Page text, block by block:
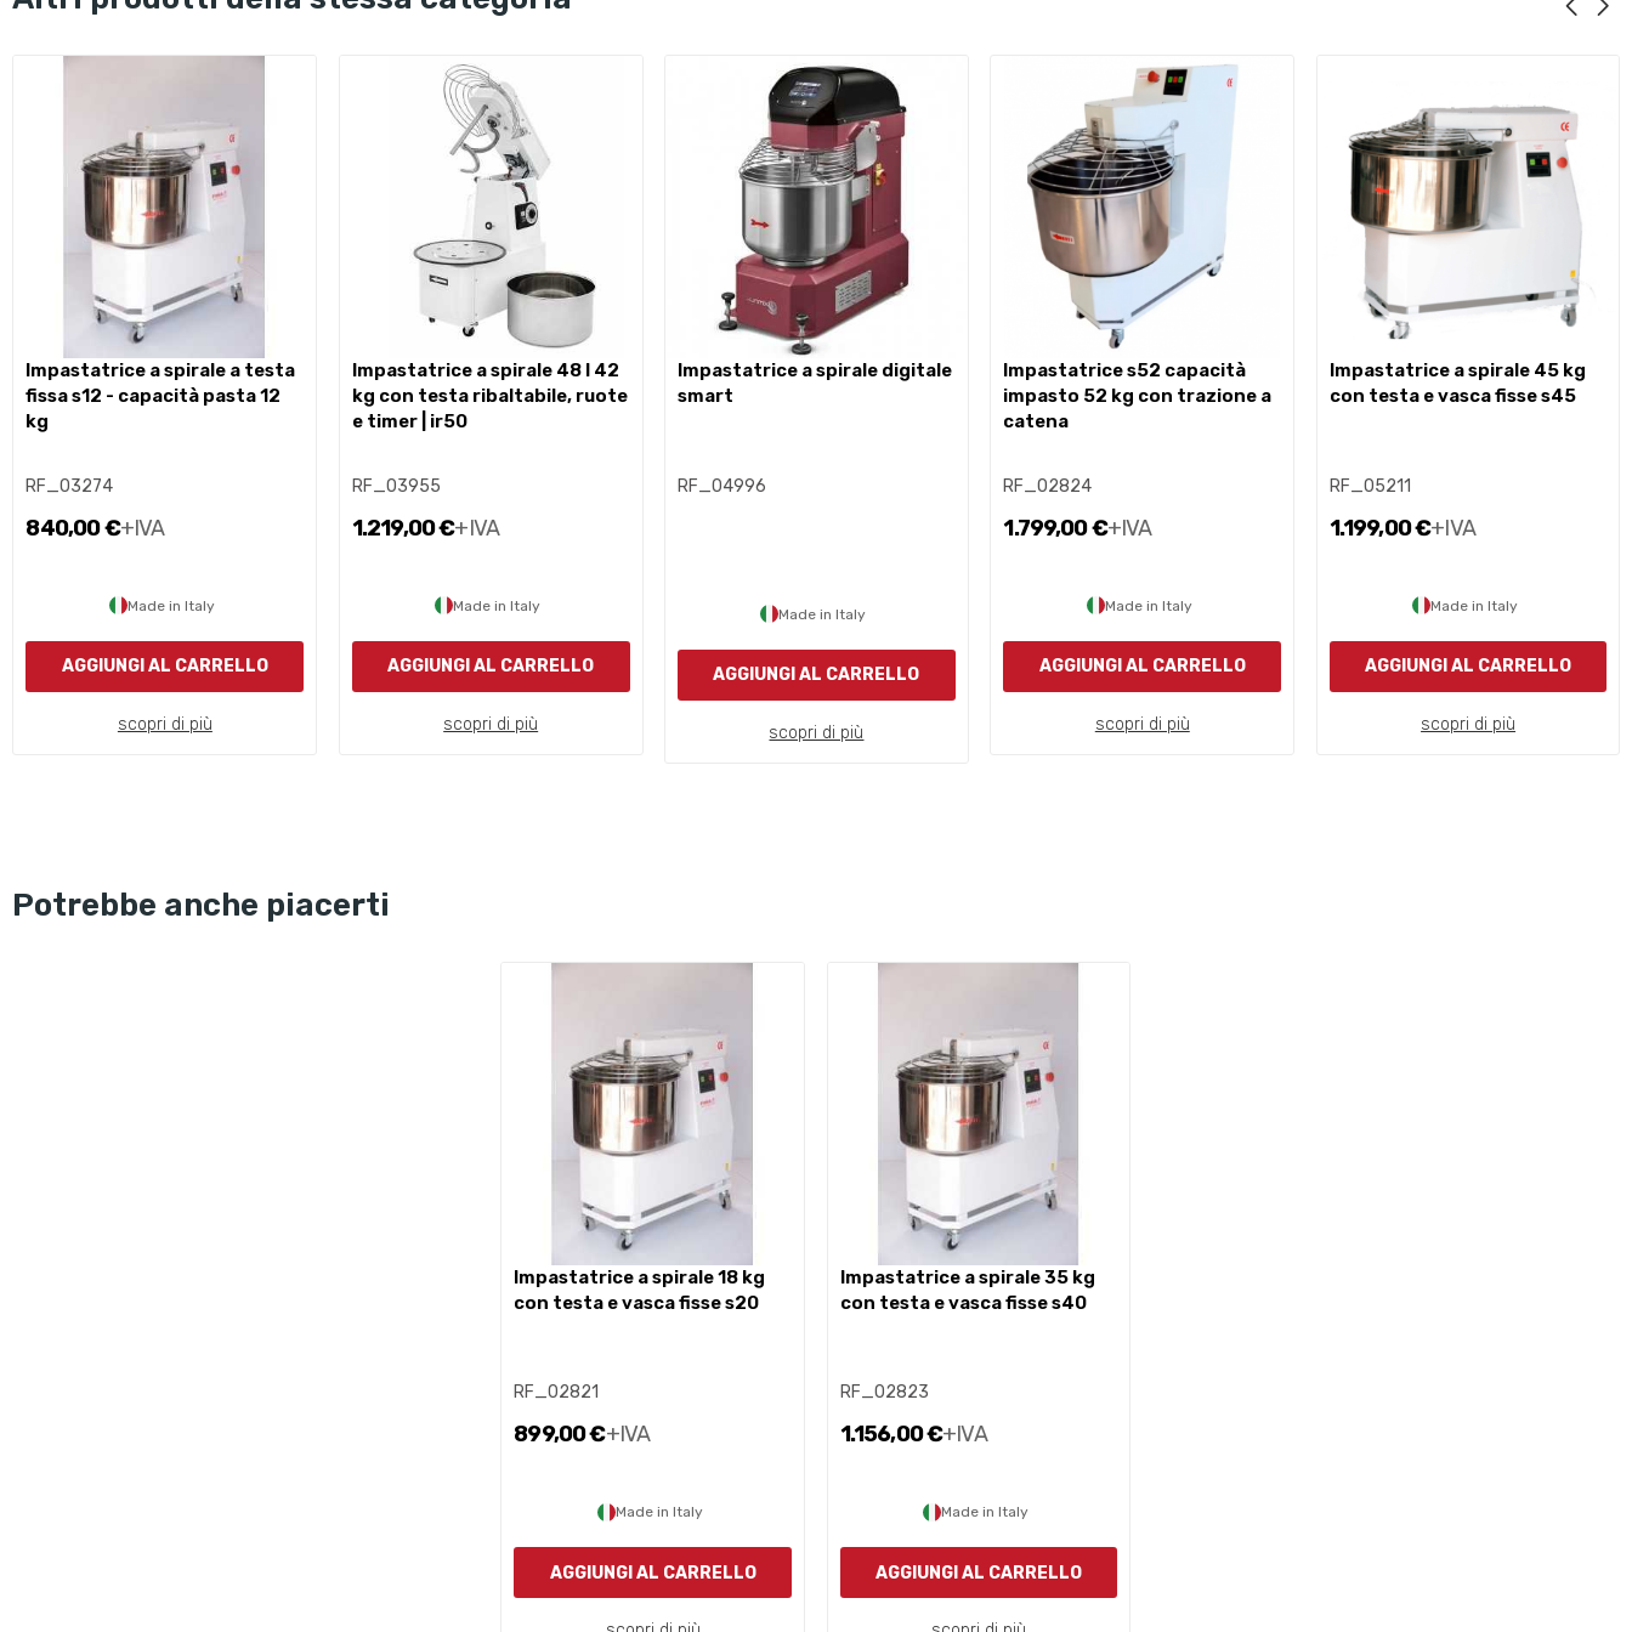
impastatrice a spirale a testa
fissa s12 - capacità pasta 12
kg
RF_03274
840,00 €+IVA
Made in Italy
AGGIUNGI AL CARRELLO
scopri di più
impastatrice a spirale 48 l 42
kg con testa ribaltabile, ruote
e timer | ir50
RF_03955
1.219,00 €+IVA
Made in Italy
AGGIUNGI AL CARRELLO
scopri di più
impastatrice a spirale digitale
smart
RF_04996
Made in Italy
AGGIUNGI AL CARRELLO
scopri di più
impastatrice s52 capacità
impasto 52 kg con trazione a
catena
RF_02824
1.799,00 €+IVA
Made in Italy
AGGIUNGI AL CARRELLO
scopri di più
impastatrice a spirale 45 kg
con testa e vasca fisse s45
RF_05211
1.199,00 €+IVA
Made in Italy
AGGIUNGI AL CARRELLO
scopri di più
Potrebbe anche piacerti
impastatrice a spirale 18 kg
con testa e vasca fisse s20
RF_02821
899,00 €+IVA
Made in Italy
AGGIUNGI AL CARRELLO
impastatrice a spirale 35 kg
con testa e vasca fisse s40
RF_02823
1.156,00 €+IVA
Made in Italy
AGGIUNGI AL CARRELLO